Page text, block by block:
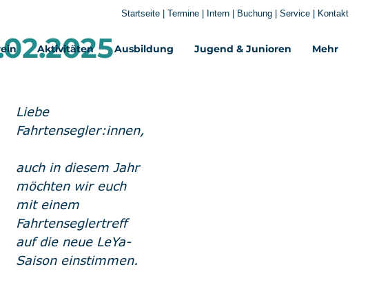
Aktivitäten Ausbildung Jugend & Junioren Mehr‎
Startseite Termine Intern Buchung Service Kontakt
Liebe
Fahrtensegler:innen,
auch in diesem Jahr
möchten wir euch
mit einem
Fahrtenseglertreff
auf die neue LeYa-
Saison einstimmen.